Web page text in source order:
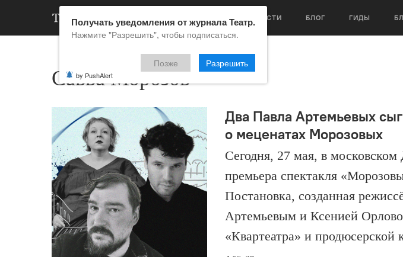
НОВОСТИ БЛОГ ГИДЫ
Савва Морозов
Два Павла Артемьевых
о меценатах Морозовых
Сегодня, 27 мая, в
премьера спектакля
Постановка, созданная
Артемьевым и Ксенией
«Квартеатра» и
Получать уведомления от журнала Театр.
Нажмите "Разрешить", чтобы подписаться.
Позже Разрешить
by PushAlert